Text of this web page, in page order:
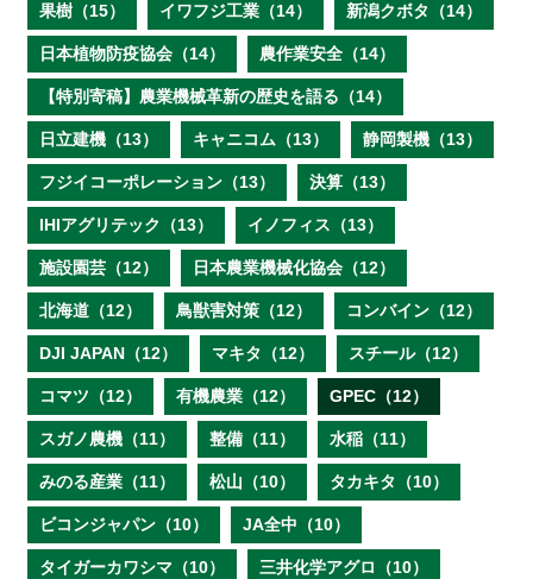
果樹（15） イワフジ工業（14） 新潟クボタ（14）
日本植物防疫協会（14） 農作業安全（14）
【特別寄稿】農業機械革新の歴史を語る（14）
日立建機（13） キャニコム（13） 静岡製機（13）
フジイコーポレーション（13） 決算（13）
IHIアグリテック（13） イノフィス（13）
施設園芸（12） 日本農業機械化協会（12）
北海道（12） 鳥獣害対策（12） コンバイン（12）
DJI JAPAN（12） マキタ（12） スチール（12）
コマツ（12） 有機農業（12） GPEC（12）
スガノ農機（11） 整備（11） 水稲（11）
みのる産業（11） 松山（10） タカキタ（10）
ビコンジャパン（10） JA全中（10）
タイガーカワシマ（10） 三井化学アグロ（10）